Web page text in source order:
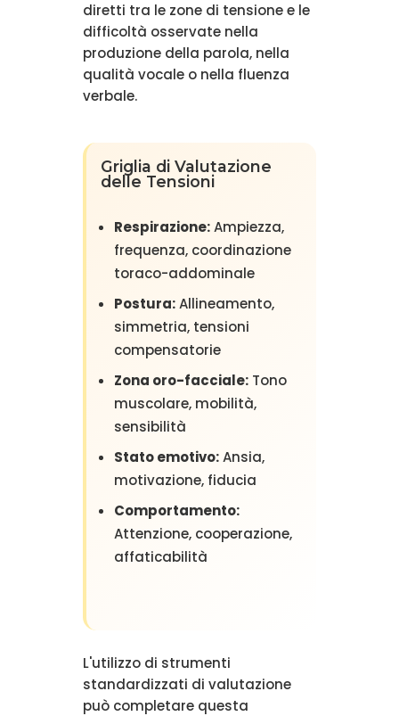
diretti tra le zone di tensione e le
difficoltà osservate nella
produzione della parola, nella
qualità vocale o nella fluenza
verbale.
Griglia di Valutazione
delle Tensioni
Respirazione:Ampiezza,
frequenza, coordinazione
toraco-addominale
Postura:Allineamento,
simmetria, tensioni
compensatorie
Zona oro-facciale:Tono
muscolare, mobilità,
sensibilità
Stato emotivo:Ansia,
motivazione, fiducia
Comportamento:
Attenzione, cooperazione,
affaticabilità
L'utilizzo di strumenti
standardizzati di valutazione
può completare questa